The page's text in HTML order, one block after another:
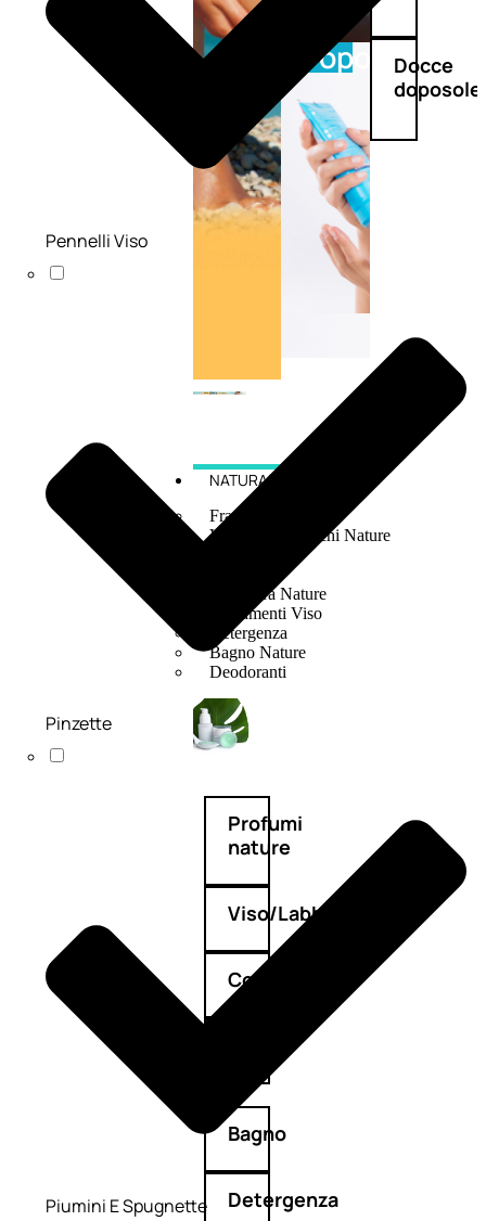
Doposole
Docce
doposole
NATURALI
Fragranze Nature
Viso/Labbra/Occhi Nature
Maschera Nature
Trattamenti Viso
Detergenza
Bagno Nature
Deodoranti
Profumi
nature
Viso/Labbra/Occhi
Corpo
Bagno
Detergenza
Pennelli Viso
Pinzette
Piumini E Spugnette